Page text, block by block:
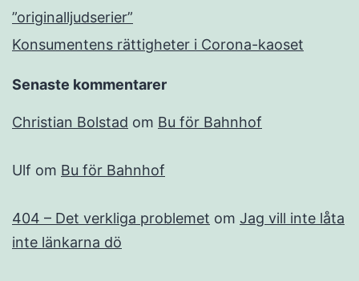
”originalljudserier”
Konsumentens rättigheter i Corona-kaoset
Senaste kommentarer
Christian Bolstad om Bu för Bahnhof
Ulf om Bu för Bahnhof
404 – Det verkliga problemet om Jag vill inte låta
inte länkarna dö